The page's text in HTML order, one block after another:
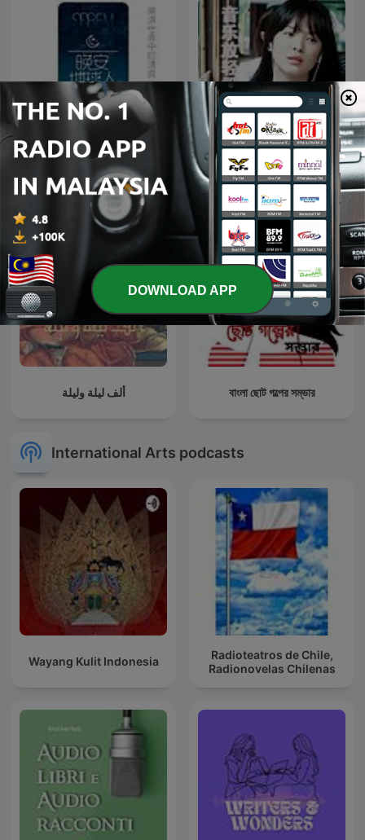
【晚安，地球人】998号网络
频道
音乐读书
ألف ليلة وليلة বাংলা ছোট গল্পের সম্ভার
International Arts podcasts
Wayang Kulit Indonesia
Radioteatros de Chile,
Radionovelas Chilenas
DOWNLOAD APP